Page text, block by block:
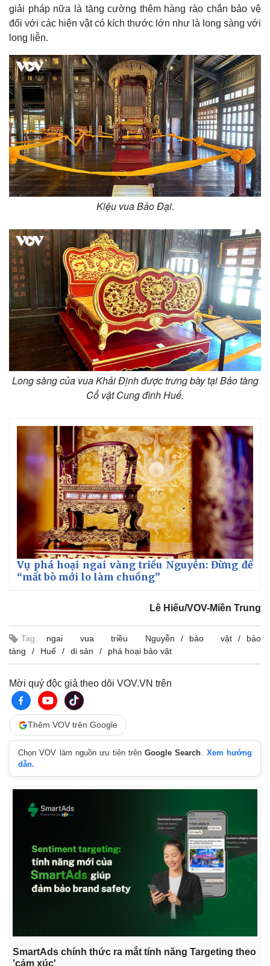
Kinh tế
Bất động sản
Thị trường
Giá vàng
Tỷ giá
Giá cà phê
giải pháp nữa là tăng cường thêm hàng rào chắn bảo vệ
đối với các hiện vật có kích thước lớn như là long sàng với
long liễn.
Kiệu vua Bảo Đại.
Long sàng của vua Khải Định được trưng bày tại Bảo tàng
Cổ vật Cung đình Huế.
Vụ phá hoại ngai vàng triều Nguyễn: Đừng để
“mất bò mới lo làm chuồng”
Lê Hiếu/VOV-Miền Trung
Tag: ngai vua triều Nguyễn bảo vật
bảo
tàng
Huế di sản phá hoại bảo vật
Mời quý độc giả theo dõi VOV.VN trên
Thêm VOV trên Google
Chọn VOV làm nguồn ưu tiên trênGoogle Search. Xem hướng
dẫn.
SmartAds chính thức ra mắt tính năng Targeting theo
'cảm xúc'